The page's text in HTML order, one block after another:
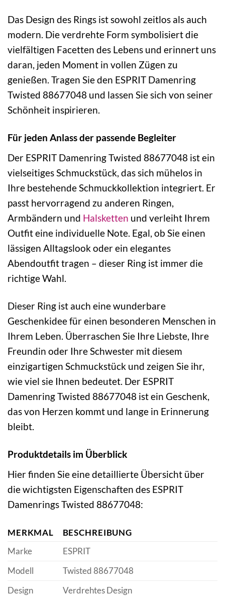
Das Design des Rings ist sowohl zeitlos als auch
modern. Die verdrehte Form symbolisiert die
vielfältigen Facetten des Lebens und erinnert uns
daran, jeden Moment in vollen Zügen zu
genießen. Tragen Sie den ESPRIT Damenring
Twisted 88677048 und lassen Sie sich von seiner
Schönheit inspirieren.
Für jeden Anlass der passende Begleiter
Der ESPRIT Damenring Twisted 88677048 ist ein
vielseitiges Schmuckstück, das sich mühelos in
Ihre bestehende Schmuckkollektion integriert. Er
passt hervorragend zu anderen Ringen,
Armbändern und Halsketten und verleiht Ihrem
Outfit eine individuelle Note. Egal, ob Sie einen
lässigen Alltagslook oder ein elegantes
Abendoutfit tragen – dieser Ring ist immer die
richtige Wahl.
Dieser Ring ist auch eine wunderbare
Geschenkidee für einen besonderen Menschen in
Ihrem Leben. Überraschen Sie Ihre Liebste, Ihre
Freundin oder Ihre Schwester mit diesem
einzigartigen Schmuckstück und zeigen Sie ihr,
wie viel sie Ihnen bedeutet. Der ESPRIT
Damenring Twisted 88677048 ist ein Geschenk,
das von Herzen kommt und lange in Erinnerung
bleibt.
Produktdetails im Überblick
Hier finden Sie eine detaillierte Übersicht über
die wichtigsten Eigenschaften des ESPRIT
Damenrings Twisted 88677048:
MERKMAL
BESCHREIBUNG
Marke
ESPRIT
Modell
Twisted 88677048
Design
Verdrehtes Design